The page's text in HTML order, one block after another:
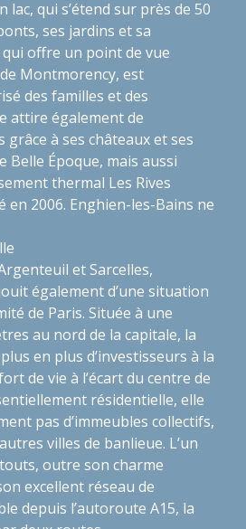
lac, qui s’étend sur près de 50
ses jardins et sa
offre un point de vue
Montmorency, est
des familles et des
attire également de
à ses châteaux et ses
Belle Époque, mais aussi
thermal Les Rives
en 2006. Enghien-les-Bains ne
et Sarcelles,
également d’une situation
de Paris. Située à une
au nord de la capitale, la
en plus d’investisseurs à la
de vie à l’écart du centre de
résidentielle, elle
pas d’immeubles collectifs,
villes de banlieue. L’un
outre son charme
excellent réseau de
depuis l’autoroute A15, la